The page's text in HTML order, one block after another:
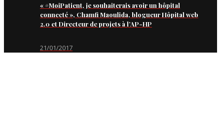
« #MoiPatient, je souhaiterais avoir un hôpital
connecté », Chamfi Maoulida, blogueur Hôpital web
2.0 et Directeur de projets à l’AP-HP
21/01/2017